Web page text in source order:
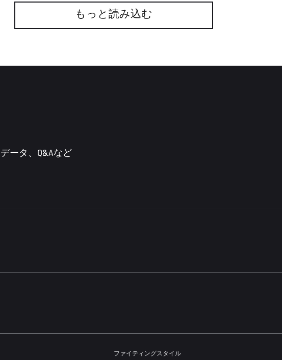
もっと読み込む
ータ、Q&Aなど
ファイティングスタイル